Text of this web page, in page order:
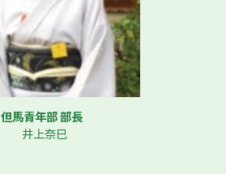
但馬青年部 部長
井上奈巳